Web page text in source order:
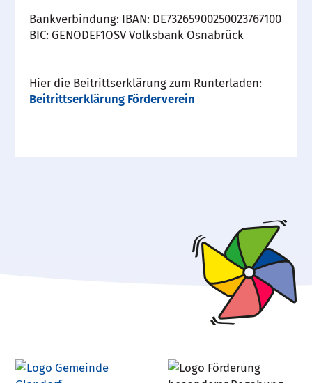
Bankverbindung: IBAN: DE73265900250023767100
BIC: GENODEF1OSV Volksbank Osnabrück
Hier die Beitrittserklärung zum Runterladen:
Beitrittserklärung Förderverein